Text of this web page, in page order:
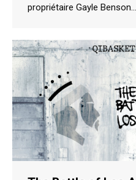
propriétaire Gayle